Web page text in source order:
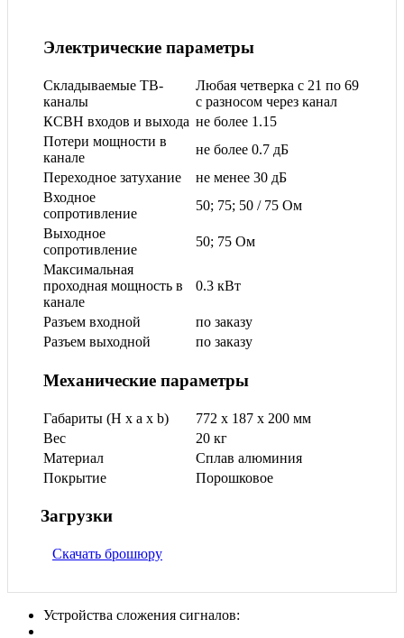
Электрические параметры
Складываемые ТВ-
каналы
Любая четверка с 21 по 69
с разносом через канал
КСВН входов и выхода не более 1.15
Потери мощности в
канале
не более 0.7 дБ
Переходное затухание
не менее 30 дБ
Входное
сопротивление
50; 75; 50 / 75 Ом
Выходное
сопротивление
50; 75 Ом
Максимальная
проходная мощность в
канале
0.3 кВт
Разъем входной
по заказу
Разъем выходной
по заказу
Механические параметры
Габариты (H x a x b)
772 x 187 x 200 мм
Вес
20 кг
Материал
Сплав алюминия
Покрытие
Порошковое
Загрузки
Скачать брошюру
Устройства сложения сигналов: